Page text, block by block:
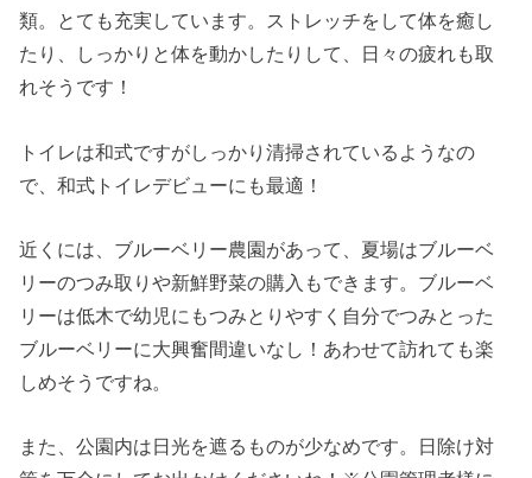
類。とても充実しています。 ストレッチをして体を癒し
たり、しっかりと体を動かしたりして、日々の疲れも取
れそうです！
トイレは和式ですがしっかり清掃されているようなの
で、和式トイレデビューにも最適！
近くには、ブルーベリー農園があって、夏場はブルーベ
リーのつみ取りや新鮮野菜の購入もできます。ブルーベ
リーは低木で幼児にもつみとりやすく自分でつみとった
ブルーベリーに大興奮間違いなし！あわせて訪れても楽
しめそうですね。
また、公園内は日光を遮るものが少なめです。
日除け対